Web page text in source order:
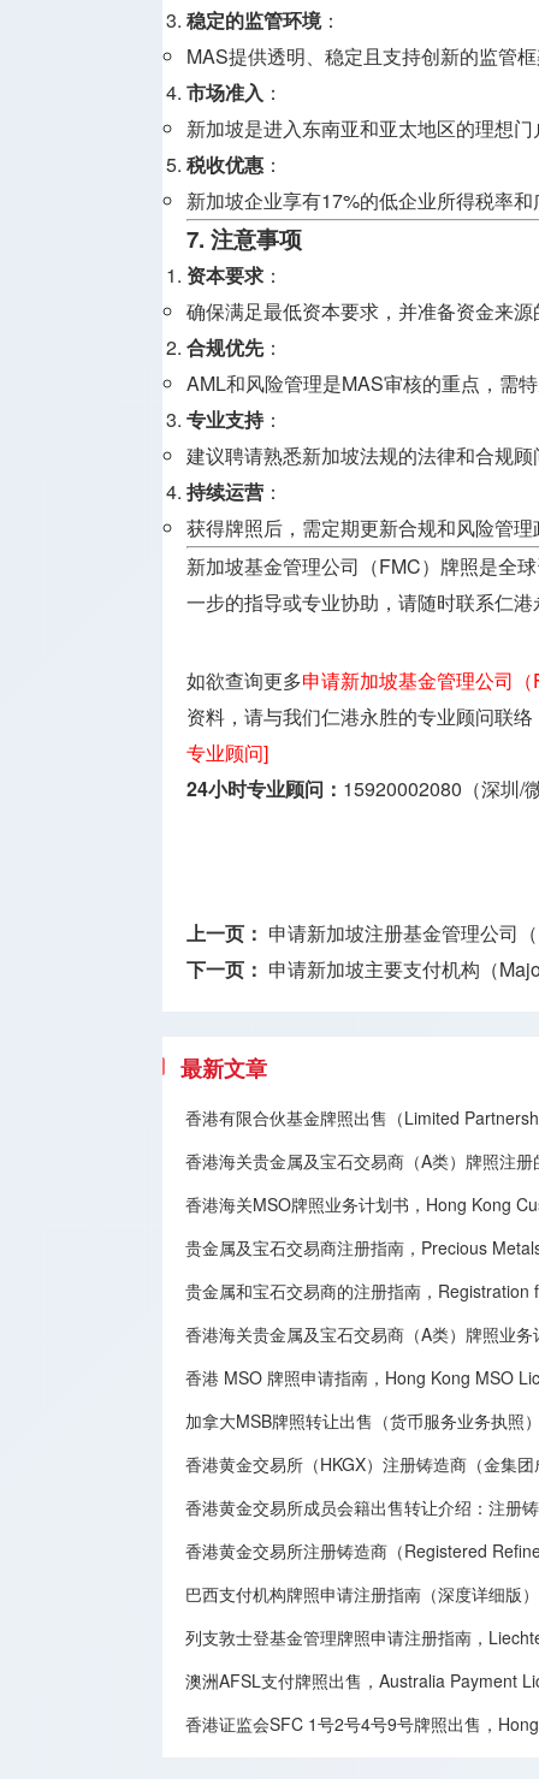
稳定的监管环境：
MAS提供透明、稳定且支持创新的监管
市场准入 ：
新加坡是进入东南亚和亚太地区的理想门
税收优惠 ：
新加坡企业享有17%的低企业所得税率
7. 注意事项
资本要求 ：
确保满足最低资本要求，并准备资金来
合规优先：
AML和风险管理是MAS审核的重点，需
专业支持：
建议聘请熟悉新加坡法规的法律和合规
持续运营 ：
获得牌照后，需定期更新合规和风险管
新加坡基金管理公司（FMC）牌照是全
一步的指导或专业协助，请随时联系仁
如欲查询更多申请新加坡基金管理公司
资料，请与我们仁港永胜的专业顾问联
专业顾问]
24小时专业顾问： 15920002080（深圳/
上一页： 申请新加坡注册基金管理公司
下一页： 申请新加坡主要支付机构（
最新文章
香港有限合伙基金牌照出售（Limited
香港海关贵金属及宝石交易商（A类）牌照注册
香港海关MSO牌照业务计划书，Hong Kong
贵金属及宝石交易商注册指南，Precious
贵金属和宝石交易商的注册指南，
香港海关贵金属及宝石交易商（A类）牌照业
香港 MSO 牌照申请指南，Hong Kong MSO
加拿大MSB牌照转让​出售（货币服务业务执照），
香港黄金交易所（HKGX）注册铸造商（金集
香港黄金交易所成员会籍出售转让介绍：注册铸造
香港黄金交易所注册铸造商（Registered
巴西支付机构牌照申请注册指南（深度详细版）
列支敦士登基金管理牌照申请注册指南，
澳洲AFSL支付牌照出售，Australia Payment
香港证监会SFC 1号2号4号9号牌照出售，